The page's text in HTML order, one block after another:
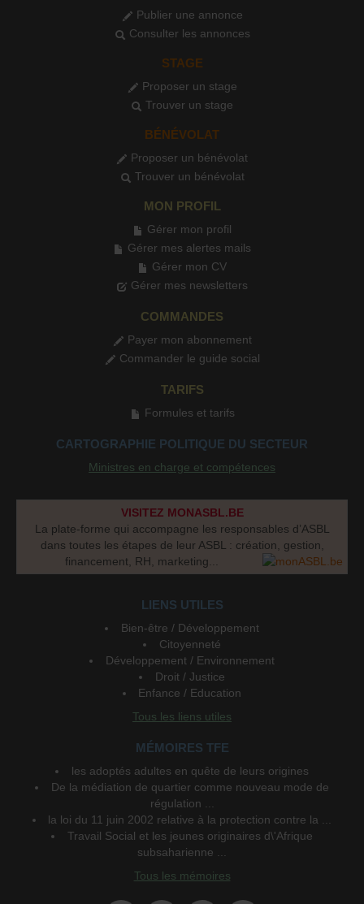
Publier une annonce
Consulter les annonces
STAGE
Proposer un stage
Trouver un stage
BÉNÉVOLAT
Proposer un bénévolat
Trouver un bénévolat
MON PROFIL
Gérer mon profil
Gérer mes alertes mails
Gérer mon CV
Gérer mes newsletters
COMMANDES
Payer mon abonnement
Commander le guide social
TARIFS
Formules et tarifs
CARTOGRAPHIE POLITIQUE DU SECTEUR
Ministres en charge et compétences
VISITEZ MONASBL.BE
La plate-forme qui accompagne les responsables d’ASBL
dans toutes les étapes de leur ASBL : création, gestion,
financement, RH, marketing...
LIENS UTILES
Bien-être / Développement
Citoyenneté
Développement / Environnement
Droit / Justice
Enfance / Education
Tous les liens utiles
MÉMOIRES TFE
les adoptés adultes en quête de leurs origines
De la médiation de quartier comme nouveau mode de
régulation ...
la loi du 11 juin 2002 relative à la protection contre la ...
Travail Social et les jeunes originaires d\'Afrique
subsaharienne ...
Tous les mémoires